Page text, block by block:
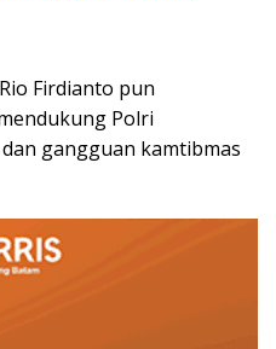
Firdianto pun
Polri
gangguan kamtibmas